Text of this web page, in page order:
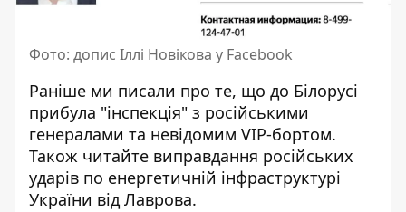
Фото: допис Іллі Новікова у Facebook
Раніше ми писали про те, що до Білорусі
прибула "інспекція" з російськими
генералами та невідомим VIP-бортом.
Також читайте виправдання російських
ударів по енергетичній інфраструктурі
України від Лаврова.